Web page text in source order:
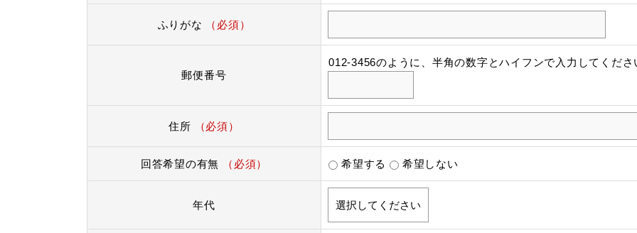
ふりがな （必須）
郵便番号
012-3456のように、半角の数字とハイフンで入力してくださ
住所 （必須）
回答希望の有無 （必須） 希望する 希望しない
年代